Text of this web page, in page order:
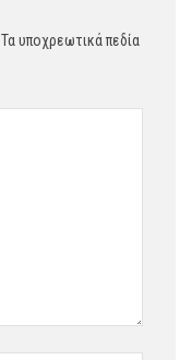
Τα υποχρεωτικά πεδία